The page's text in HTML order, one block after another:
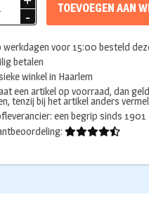
TOEVOEGEN AAN
werkdagen voor 15:00 besteld
betalen
winkel in Haarlem
een artikel op voorraad, dan
tenzij bij het artikel anders
een begrip sinds 1901